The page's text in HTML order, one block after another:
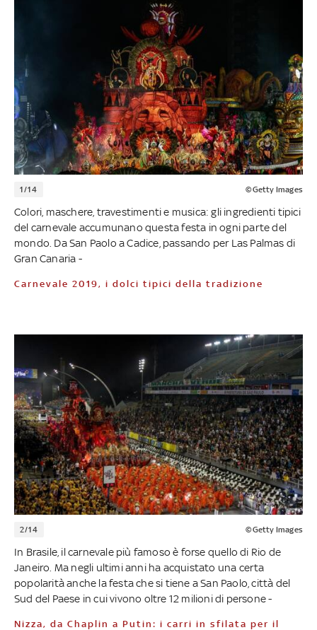
1/14 ©Getty Images
Colori, maschere, travestimenti e musica: gli ingredienti tipici
del carnevale accumunano questa festa in ogni parte del
mondo. Da San Paolo a Cadice, passando per Las Palmas di
Gran Canaria -
Carnevale 2019, i dolci tipici della tradizione
2/14 ©Getty Images
In Brasile, il carnevale più famoso è forse quello di Rio de
Janeiro. Ma negli ultimi anni ha acquistato una certa
popolarità anche la festa che si tiene a San Paolo, città del
Sud del Paese in cui vivono oltre 12 milioni di persone -
Nizza, da Chaplin a Putin: i carri in sfilata per il